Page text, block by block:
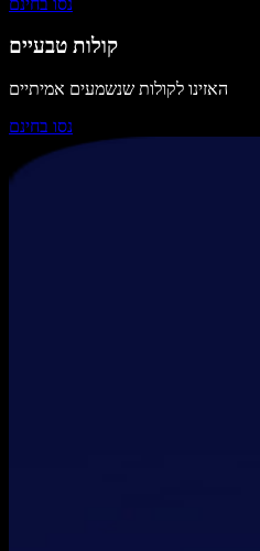
קולות טבעיים
האזינו לקולות שנשמעים אמיתיים
נסו בחינם